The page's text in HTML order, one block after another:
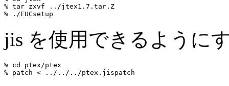
% tar zxvf ../jtex1.7.tar.Z
jis を使用できるように
% cd ptex/ptex